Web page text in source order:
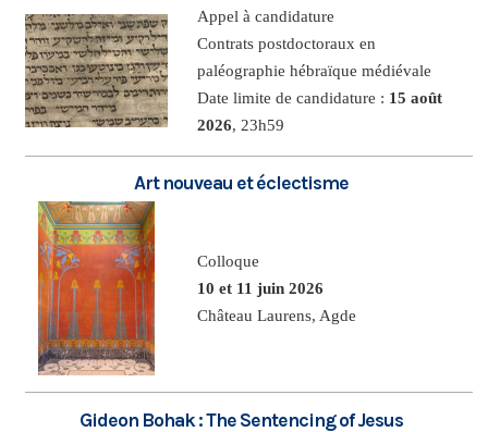
Appel à candidature
Contrats postdoctoraux en
paléographie hébraïque médiévale
Date limite de candidature : 15 août
2026, 23h59
Art nouveau et éclectisme
Colloque
10 et 11 juin 2026
Château Laurens, Agde
Gideon Bohak : The Sentencing of Jesus